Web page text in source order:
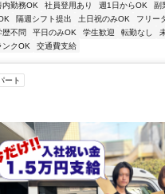
内勤務OK 社員登用あり 週1日からOK
副
隔週シフト提出 土日祝のみOK フリー
歴不問 平日のみOK 学生歓迎 転勤なし
ンクOK 交通費支給
ート